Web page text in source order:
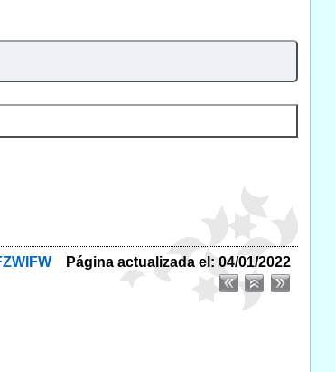
Página actualizada el: 04/01/2022